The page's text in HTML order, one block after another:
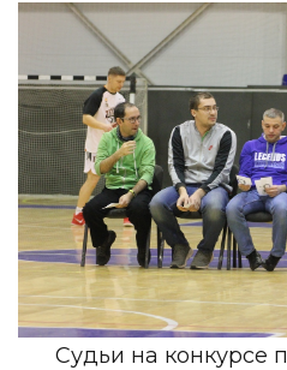
Судьи на конкурсе